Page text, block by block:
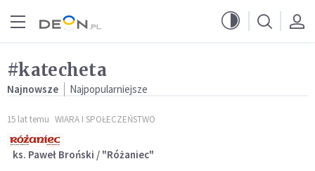
#katecheta
Najnowsze Najpopularniejsze
15 lat temu WIARA I SPOŁECZEŃSTWO
ks. Paweł Broński / "Różaniec"